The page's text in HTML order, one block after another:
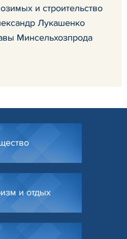
и строительство
Лукашенко
Минсельхозпрода
и отдых